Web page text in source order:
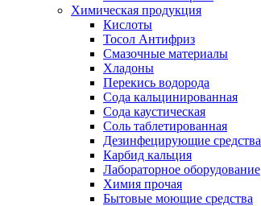
Химическая продукция
Кислоты
Тосол Антифриз
Смазочные материалы
Хладоны
Перекись водорода
Сода кальцинированная
Сода каустическая
Соль таблетированная
Дезинфецирующие средства
Карбид кальция
Лабораторное оборудование
Химия прочая
Бытовые моющие средства